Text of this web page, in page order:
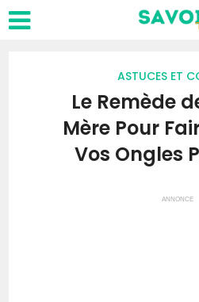
ASTUCES ET
Le Remède
Mère Pour
Vos Ongles
ANNONCE